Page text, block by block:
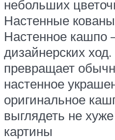
небольших
Настенные
Настенное кашпо
дизайнерских
превращает
настенное
оригинальное
выглядеть не
картины